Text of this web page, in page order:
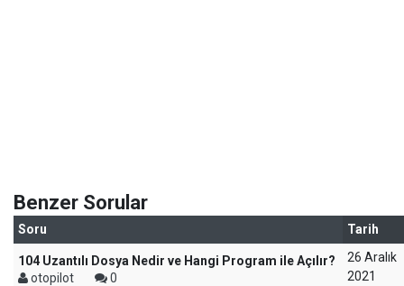
Benzer Sorular
Soru Tarih
104 Uzantılı Dosya Nedir ve Hangi Program ile Açılır?
otopilot
0
26 Aralık
2021